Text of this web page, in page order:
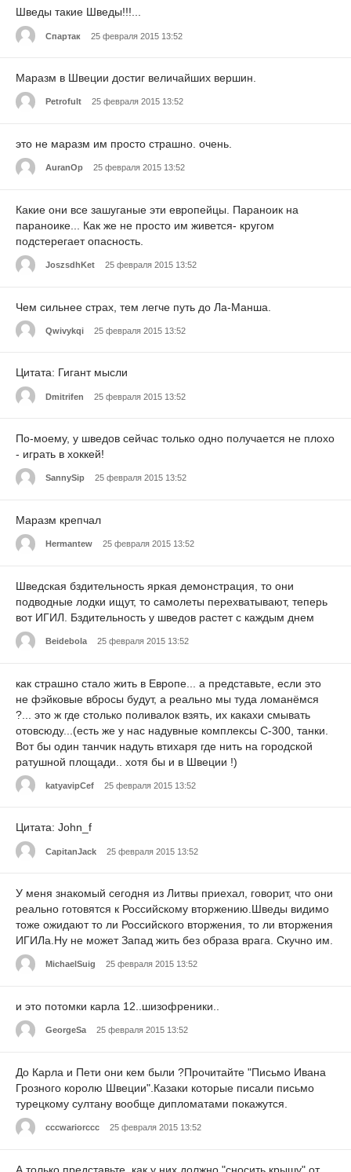
Шведы такие Шведы!!!...
Спартак 25 февраля 2015 13:52
Маразм в Швеции достиг величайших вершин.
Petrofult 25 февраля 2015 13:52
это не маразм им просто страшно. очень.
AuranOp 25 февраля 2015 13:52
Какие они все зашуганые эти европейцы. Параноик на
параноике... Как же не просто им живется- кругом
подстерегает опасность.
JoszsdhKet 25 февраля 2015 13:52
Чем сильнее страх, тем легче путь до Ла-Манша.
Qwivykqi 25 февраля 2015 13:52
Цитата: Гигант мысли
Dmitrifen 25 февраля 2015 13:52
По-моему, у шведов сейчас только одно получается не плохо
- играть в хоккей!
SannySip 25 февраля 2015 13:52
Маразм крепчал
Hermantew 25 февраля 2015 13:52
Шведская бздительность яркая демонстрация, то они
подводные лодки ищут, то самолеты перехватывают, теперь
вот ИГИЛ. Бздительность у шведов растет с каждым днем
Beidebola 25 февраля 2015 13:52
как страшно стало жить в Европе... а представьте, если это
не фэйковые вбросы будут, а реально мы туда ломанёмся
?... это ж где столько поливалок взять, их какахи смывать
отовсюду...(есть же у нас надувные комплексы С-300, танки.
Вот бы один танчик надуть втихаря где нить на городской
ратушной площади.. хотя бы и в Швеции !)
katyavipCef 25 февраля 2015 13:52
Цитата: John_f
CapitanJack 25 февраля 2015 13:52
У меня знакомый сегодня из Литвы приехал, говорит, что они
реально готовятся к Российскому вторжению.Шведы видимо
тоже ожидают то ли Российского вторжения, то ли вторжения
ИГИЛа.Ну не может Запад жить без образа врага. Скучно им.
MichaelSuig 25 февраля 2015 13:52
и это потомки карла 12..шизофреники..
GeorgeSa 25 февраля 2015 13:52
До Карла и Пети они кем были ?Прочитайте "Письмо Ивана
Грозного королю Швеции".Казаки которые писали письмо
турецкому султану вообще дипломатами покажутся.
сссwariorccc 25 февраля 2015 13:52
А только представьте, как у них должно "сносить крышу" от